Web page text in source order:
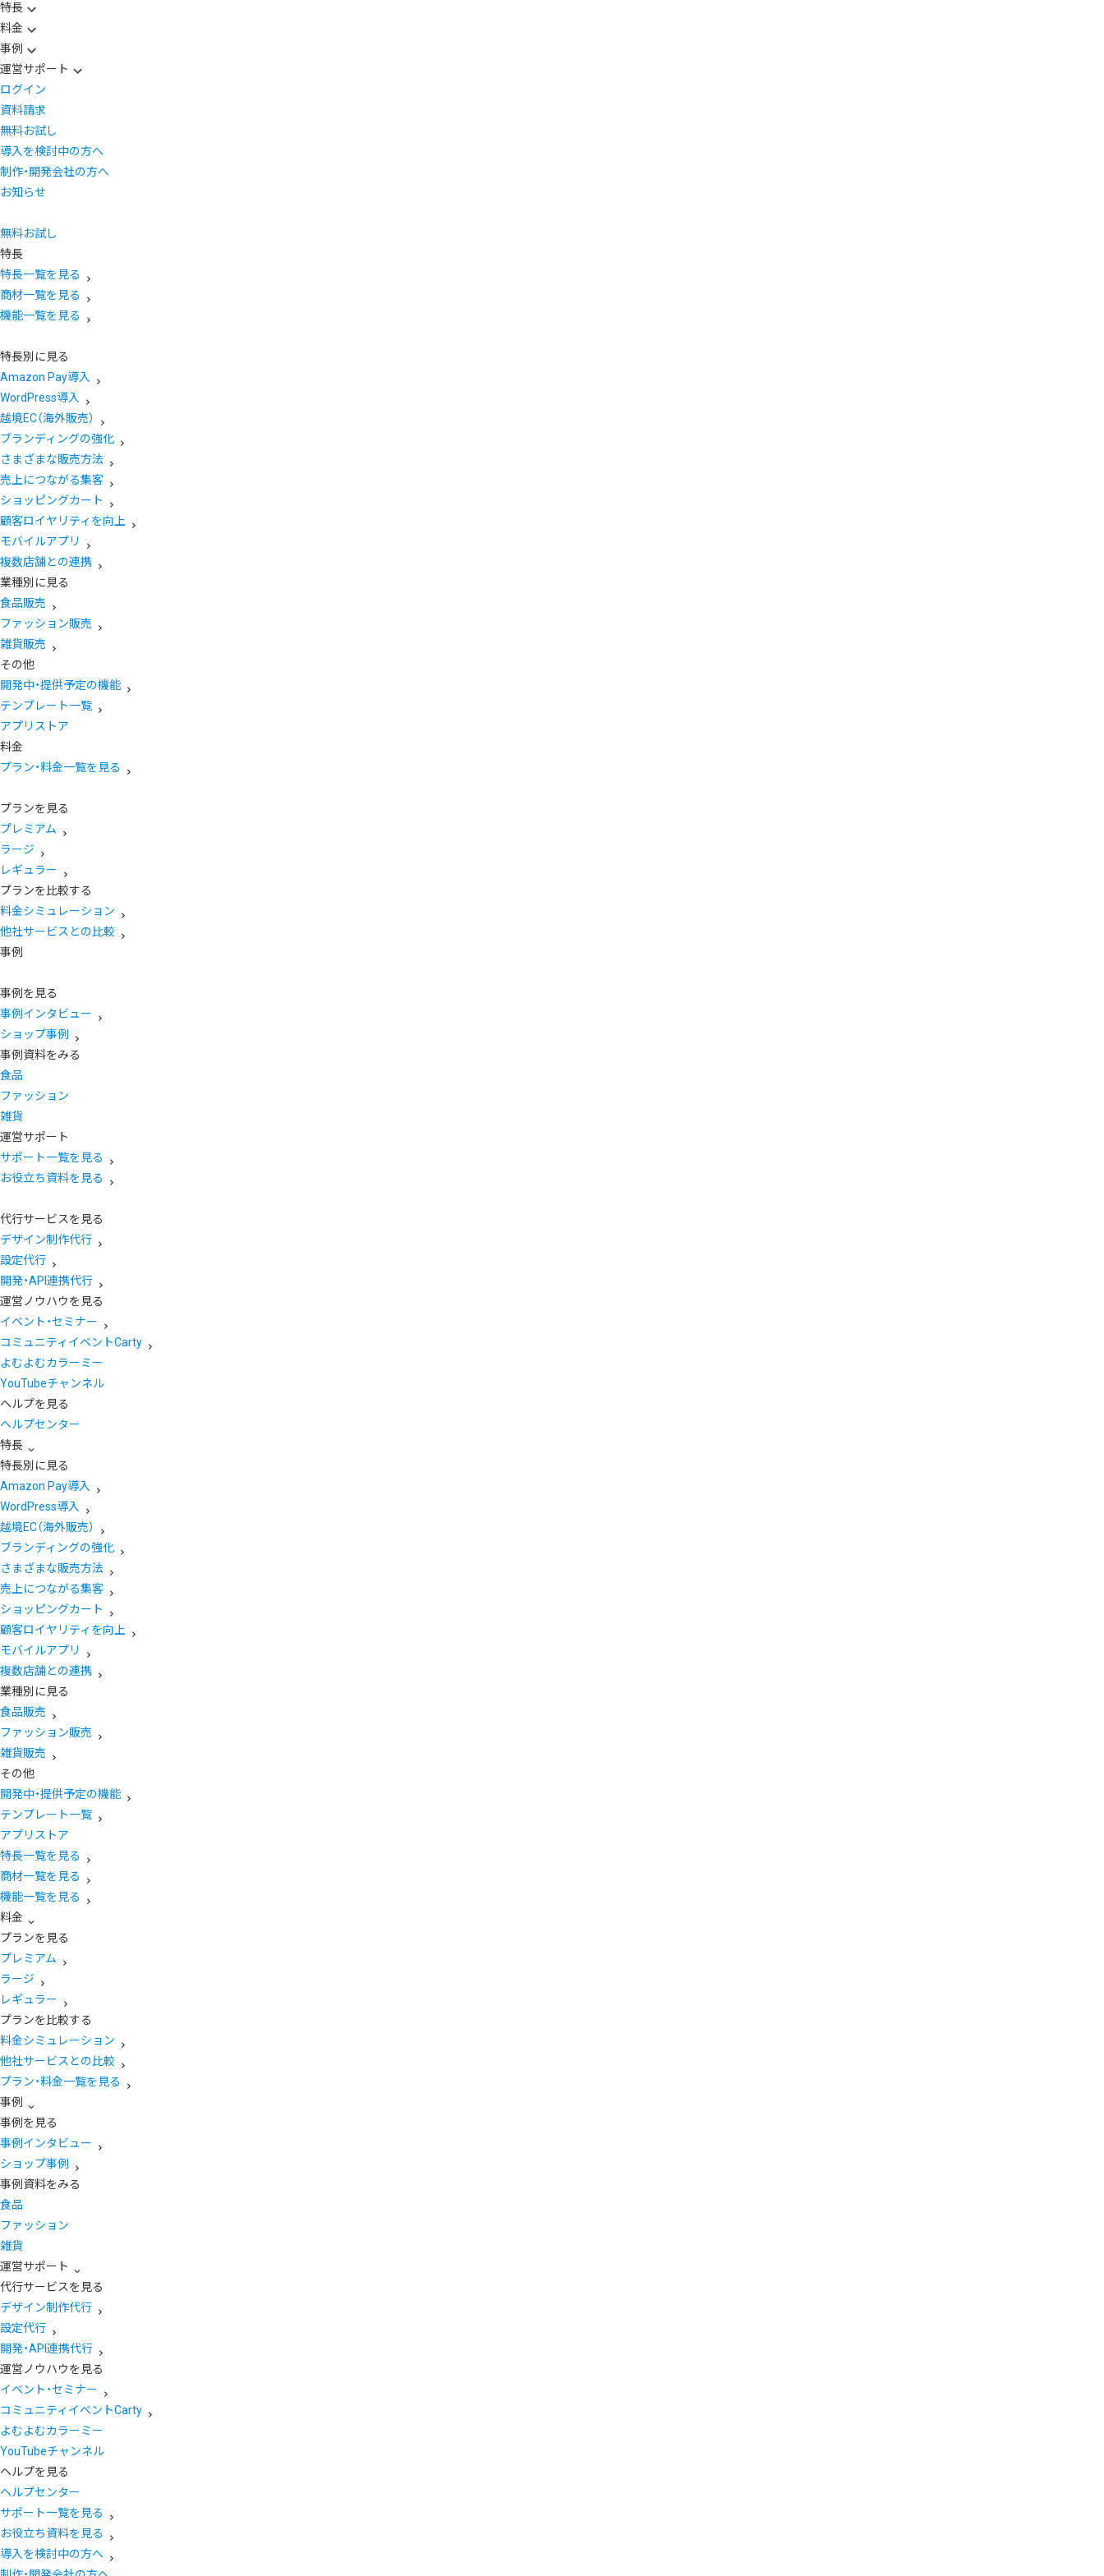
特長
料金
事例
運営サポート
ログイン
資料請求
無料お試し
導入を検討中の方へ
制作・開発会社の方へ
お知らせ
無料お試し
特長
特長一覧を見る
商材一覧を見る
機能一覧を見る
特長別に見る
Amazon Pay導入
WordPress導入
越境EC（海外販売）
ブランディングの強化
さまざまな販売方法
売上につながる集客
ショッピングカート
顧客ロイヤリティを向上
モバイルアプリ
複数店舗との連携
業種別に見る
食品販売
ファッション販売
雑貨販売
その他
開発中・提供予定の機能
テンプレート一覧
アプリストア
料金
プラン・料金一覧を見る
プランを見る
プレミアム
ラージ
レギュラー
プランを比較する
料金シミュレーション
他社サービスとの比較
事例
事例を見る
事例インタビュー
ショップ事例
事例資料をみる
食品
ファッション
雑貨
運営サポート
サポート一覧を見る
お役立ち資料を見る
代行サービスを見る
デザイン制作代行
設定代行
開発・API連携代行
運営ノウハウを見る
イベント・セミナー
コミュニティイベントCarty
よむよむカラーミー
YouTubeチャンネル
ヘルプを見る
ヘルプセンター
特長
特長別に見る
Amazon Pay導入
WordPress導入
越境EC（海外販売）
ブランディングの強化
さまざまな販売方法
売上につながる集客
ショッピングカート
顧客ロイヤリティを向上
モバイルアプリ
複数店舗との連携
業種別に見る
食品販売
ファッション販売
雑貨販売
その他
開発中・提供予定の機能
テンプレート一覧
アプリストア
特長一覧を見る
商材一覧を見る
機能一覧を見る
料金
プランを見る
プレミアム
ラージ
レギュラー
プランを比較する
料金シミュレーション
他社サービスとの比較
プラン・料金一覧を見る
事例
事例を見る
事例インタビュー
ショップ事例
事例資料をみる
食品
ファッション
雑貨
運営サポート
代行サービスを見る
デザイン制作代行
設定代行
開発・API連携代行
運営ノウハウを見る
イベント・セミナー
コミュニティイベントCarty
よむよむカラーミー
YouTubeチャンネル
ヘルプを見る
ヘルプセンター
サポート一覧を見る
お役立ち資料を見る
導入を検討中の方へ